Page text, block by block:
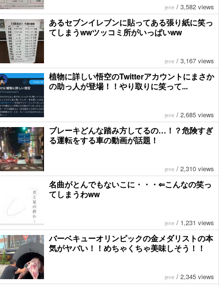
jene / 3,582 views
あるセブンイレブンに貼ってある張り紙に笑っ
てしまうwwツッコミ所がいっぱいww
jene / 3,167 views
植物に詳しい悟空のTwitterアカウントにまさか
の助っ人が登場！！やり取りに笑って...
jene / 2,685 views
ブレーキどんな踏み方してるの…！？危険すぎ
る運転をする車の動画が話題！
jene / 2,310 views
名曲がとんでもないこに・・・⇐こんなの笑っ
てしまうわww
jene / 1,231 views
バーベキューオリンピックの金メダリストの本
気がヤバい！！めちゃくちゃ美味しそう！！
jene / 2,345 views